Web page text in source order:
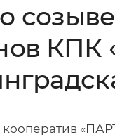
КПК